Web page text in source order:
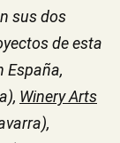
sus dos
de esta
España,
Winery Arts